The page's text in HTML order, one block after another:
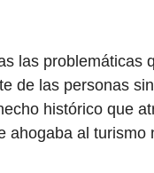
las problemáticas
de las personas
histórico que
ahogaba al turismo